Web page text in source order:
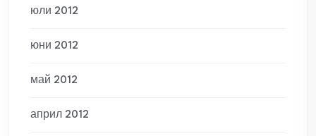
юли 2012
юни 2012
май 2012
април 2012